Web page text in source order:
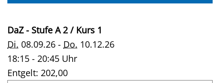
DaZ - Stufe A 2 / Kurs 1
Di. 08.09.26 - Do. 10.12.26
18:15 - 20:45 Uhr
Entgelt: 202,00